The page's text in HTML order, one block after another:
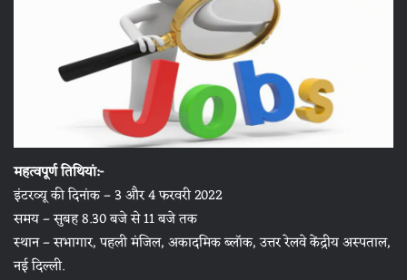
महत्वपूर्ण तिथियां:-
इंटरव्यू की दिनांक – 3 और 4 फरवरी 2022
समय – सुबह 8.30 बजे से 11 बजे तक
स्थान – सभागार, पहली मंजिल, अकादमिक ब्लॉक, उत्तर रेलवे केंद्रीय अस्पताल,
नई दिल्ली.